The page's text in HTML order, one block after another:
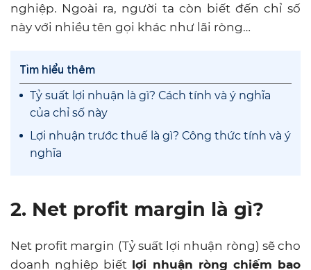
nghiệp. Ngoài ra, người ta còn biết đến chỉ số
này với nhiều tên gọi khác như lãi ròng…
Tìm hiểu thêm
Tỷ suất lợi nhuận là gì? Cách tính và ý nghĩa
của chỉ số này
Lợi nhuận trước thuế là gì? Công thức tính và ý
nghĩa
2. Net profit margin là gì?
Net profit margin (Tỷ suất lợi nhuận ròng) sẽ cho
doanh nghiệp biết lợi nhuận ròng chiếm bao